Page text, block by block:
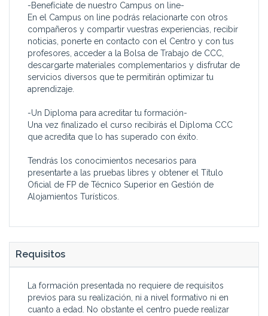
las responsabilidades
propias de este perfil:
-Benefíciate de nuestro Campus on line-
En el Campus on line podrás relacionarte con otros
compañeros y compartir vuestras experiencias, recibir
noticias, ponerte en contacto con el Centro y con tus
profesores, acceder a la Bolsa de Trabajo de CCC,
descargarte materiales complementarios y disfrutar de
servicios diversos que te permitirán optimizar tu
aprendizaje.
-Un Diploma para acreditar tu formación-
Una vez finalizado el curso recibirás el Diploma CCC
que acredita que lo has superado con éxito.
Tendrás los conocimientos necesarios para
presentarte a las pruebas libres y obtener el Título
Oficial de FP de Técnico Superior en Gestión de
Alojamientos Turísticos.
Requisitos
La formación presentada no requiere de requisitos
previos para su realización, ni a nivel formativo ni en
cuanto a edad. No obstante el centro puede realizar